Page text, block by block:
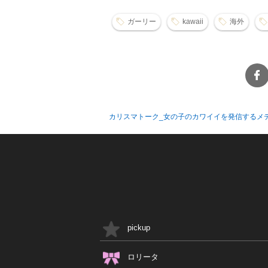
ガーリー kawaii 海外
カリスマトーク_女の子のカワイイを発信するメ
pickup
ロリータ